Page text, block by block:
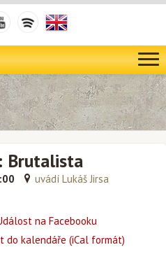
Brutalista
uvádí Lukáš Jirsa
na Facebooku
do kalendáře (iCal formát)